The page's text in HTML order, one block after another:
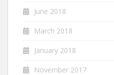
June 2018
March 2018
January 2018
November 2017